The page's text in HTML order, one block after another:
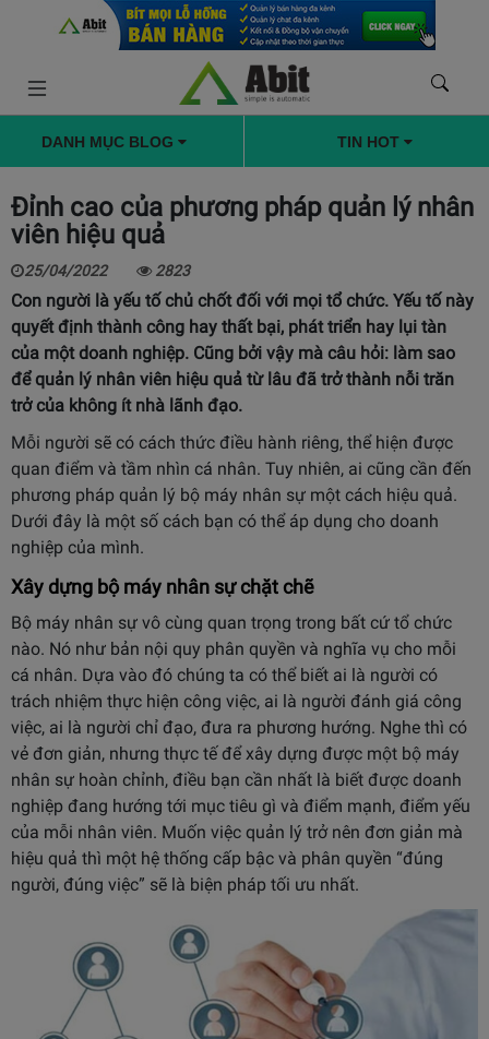
DANH MỤC BLOG TIN HOT
Đỉnh cao của phương pháp quản lý nhân
viên hiệu quả
25/04/2022 2823
Con người là yếu tố chủ chốt đối với mọi tổ chức. Yếu tố này
quyết định thành công hay thất bại, phát triển hay lụi tàn
của một doanh nghiệp. Cũng bởi vậy mà câu hỏi: làm sao
để quản lý nhân viên hiệu quả từ lâu đã trở thành nỗi trăn
trở của không ít nhà lãnh đạo.
Mỗi người sẽ có cách thức điều hành riêng, thể hiện được
quan điểm và tầm nhìn cá nhân. Tuy nhiên, ai cũng cần đến
phương pháp quản lý bộ máy nhân sự một cách hiệu quả.
Dưới đây là một số cách bạn có thể áp dụng cho doanh
nghiệp của mình.
Xây dựng bộ máy nhân sự chặt chẽ
Bộ máy nhân sự vô cùng quan trọng trong bất cứ tổ chức
nào. Nó như bản nội quy phân quyền và nghĩa vụ cho mỗi
cá nhân. Dựa vào đó chúng ta có thể biết ai là người có
trách nhiệm thực hiện công việc, ai là người đánh giá công
việc, ai là người chỉ đạo, đưa ra phương hướng. Nghe thì có
vẻ đơn giản, nhưng thực tế để xây dựng được một bộ máy
nhân sự hoàn chỉnh, điều bạn cần nhất là biết được doanh
nghiệp đang hướng tới mục tiêu gì và điểm mạnh, điểm yếu
của mỗi nhân viên. Muốn việc quản lý trở nên đơn giản mà
hiệu quả thì một hệ thống cấp bậc và phân quyền “đúng
người, đúng việc” sẽ là biện pháp tối ưu nhất.